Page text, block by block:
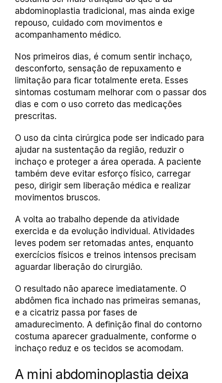
abdominoplastia tradicional, mas ainda exige
repouso, cuidado com movimentos e
acompanhamento médico.
Nos primeiros dias, é comum sentir inchaço,
desconforto, sensação de repuxamento e
limitação para ficar totalmente ereta. Esses
sintomas costumam melhorar com o passar dos
dias e com o uso correto das medicações
prescritas.
O uso da cinta cirúrgica pode ser indicado para
ajudar na sustentação da região, reduzir o
inchaço e proteger a área operada. A paciente
também deve evitar esforço físico, carregar
peso, dirigir sem liberação médica e realizar
movimentos bruscos.
A volta ao trabalho depende da atividade
exercida e da evolução individual. Atividades
leves podem ser retomadas antes, enquanto
exercícios físicos e treinos intensos precisam
aguardar liberação do cirurgião.
O resultado não aparece imediatamente. O
abdômen fica inchado nas primeiras semanas,
e a cicatriz passa por fases de
amadurecimento. A definição final do contorno
costuma aparecer gradualmente, conforme o
inchaço reduz e os tecidos se acomodam.
A mini abdominoplastia deixa